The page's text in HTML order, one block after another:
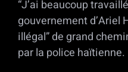
“J’ai beaucoup
gouvernement d’Ariel
illégal” de grand
par la police haïtienne.